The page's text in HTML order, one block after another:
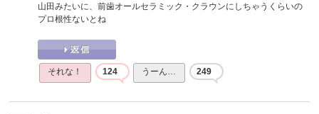
山田みたいに、前歯オールセラミック・クラウンにしちゃうくらいの
プロ根性ないとね
それな！ 124 うーん… 249